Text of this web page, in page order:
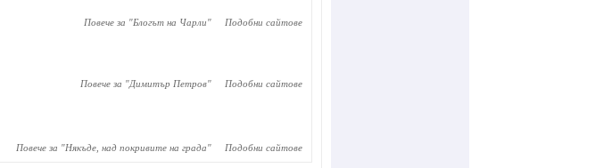
Повече за "Блогът на Чарли" Подобни сайтове
Повече за "Димитър Петров" Подобни сайтове
Повече за "Някъде, над покривите на града" Подобни сайтове